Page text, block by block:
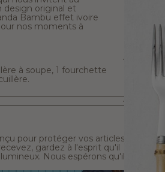
design original et
Bambu effet ivoire
nos moments à
à soupe, 1 fourchette
pour protéger vos articles
gardez à l'esprit qu'il
Nous espérons qu'il